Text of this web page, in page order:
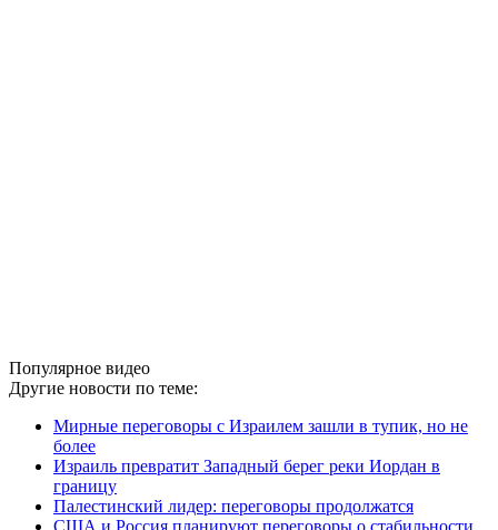
Популярное видео
Другие новости по теме:
Мирные переговоры с Израилем зашли в тупик, но не
более
Израиль превратит Западный берег реки Иордан в
границу
Палестинский лидер: переговоры продолжатся
США и Россия планируют переговоры о стабильности